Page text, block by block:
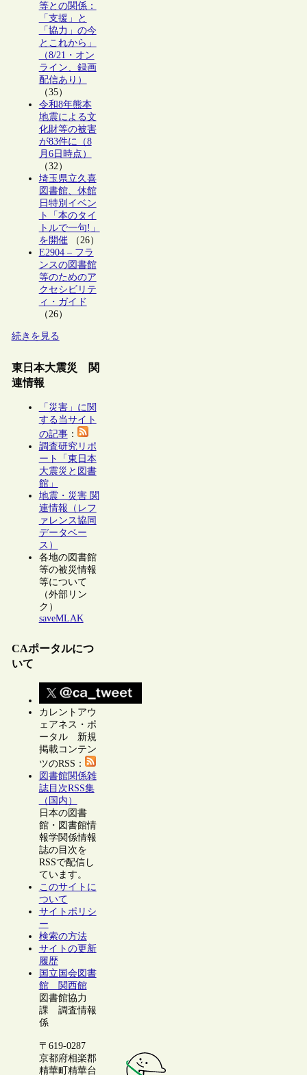
等との関係：
「支援」と
「協力」の今
とこれから」
（8/21・オン
ライン、録画
配信あり）
（35）
令和8年熊本
地震による文
化財等の被害
が83件に（8
月6日時点）
（32）
埼玉県立久喜
図書館、休館
日特別イベン
ト「本のタイ
トルで一句!」
を開催（26）
E2904 – フラ
ンスの図書館
等のためのア
クセシビリテ
ィ・ガイド
（26）
続きを見る
東日本大震災 関
連情報
「災害」に関
する当サイト
の記事：
調査研究リポ
ート「東日本
大震災と図書
館」
地震・災害 関
連情報（レフ
ァレンス協同
データベー
ス）
各地の図書館
等の被災情報
等について
（外部リン
ク）
saveMLAK
CAポータルにつ
いて
カレントアウ
ェアネス・ポ
ータル 新規
掲載コンテン
ツのRSS：
図書館関係雑
誌目次RSS集
（国内）
日本の図書
館・図書館情
報学関係情報
誌の目次を
RSSで配信し
ています。
このサイトに
ついて
サイトポリシ
ー
検索の方法
サイトの更新
履歴
国立国会図書
館 関西館
図書館協力
課 調査情報
係
〒619-0287
京都府相楽郡
精華町精華台